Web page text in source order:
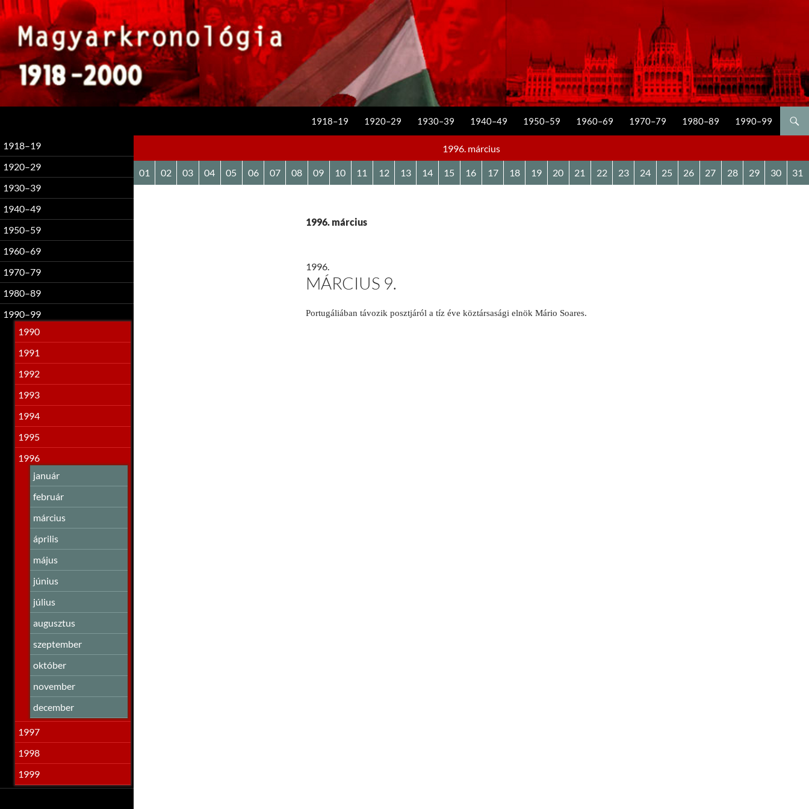
1918–19 1920–29 1930–39 1940–49 1950–59 1960–69 1970–79 1980–89 1990–99
1996. március
01 02 03 04 05 06 07 08 09 10 11 12 13 14 15 16 17 18 19 20 21 22 23 24 25 26 27 28 29 30 31
1996. március
1996.
MÁRCIUS 9.
Portugáliában távozik posztjáról a tíz éve köztársasági elnök Mário Soares.
1918–19
1920–29
1930–39
1940–49
1950–59
1960–69
1970–79
1980–89
1990–99
1990
1991
1992
1993
1994
1995
1996
január
február
március
április
május
június
július
augusztus
szeptember
október
november
december
1997
1998
1999